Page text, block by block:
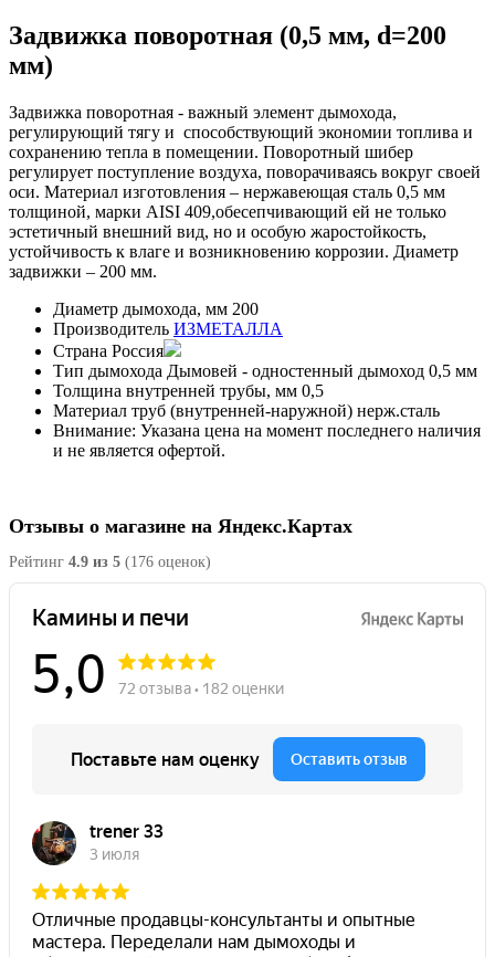
Задвижка поворотная (0,5 мм, d=200
мм)
Задвижка поворотная - важный элемент дымохода,
регулирующий тягу и способствующий экономии топлива и
сохранению тепла в помещении. Поворотный шибер
регулирует поступление воздуха, поворачиваясь вокруг своей
оси. Материал изготовления – нержавеющая сталь 0,5 мм
толщиной, марки AISI 409,обесепчивающий ей не только
эстетичный внешний вид, но и особую жаростойкость,
устойчивость к влаге и возникновению коррозии. Диаметр
задвижки – 200 мм.
Диаметр дымохода, мм 200
Производитель ИЗМЕТАЛЛА
Страна Россия
Тип дымохода Дымовей - одностенный дымоход 0,5 мм
Толщина внутренней трубы, мм 0,5
Материал труб (внутренней-наружной) нерж.сталь
Внимание: Указана цена на момент последнего наличия
и не является офертой.
Отзывы о магазине на Яндекс.Картах
Рейтинг 4.9 из 5 (176 оценок)